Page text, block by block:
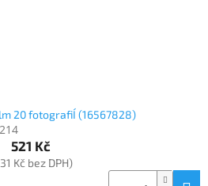
20 fotografiÍ (16567828)
521 Kč
Kč bez DPH)